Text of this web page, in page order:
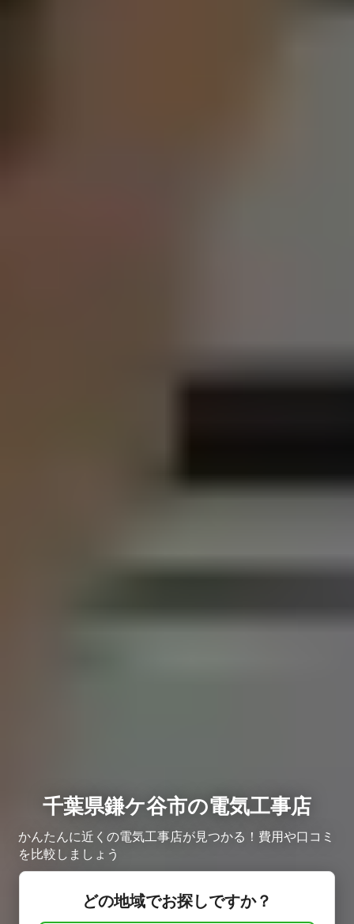
千葉県鎌ケ谷市の電気工事店
かんたんに近くの電気工事店が見つかる！費用や口コミ
を比較しましょう
どの地域でお探しですか？